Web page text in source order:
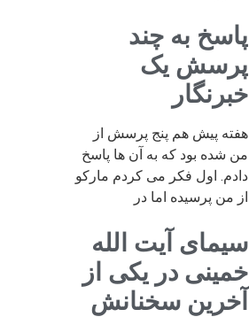
پاسخ به چند
پرسش یک
خبرنگار
هفته پیش هم پنج پرسش از
من شده بود که به آن ها پاسخ
دادم. اول فکر می کردم مارکو
از من پرسیده اما در
سیمای آیت الله
خمینی در یکی از
آخرین سخنانش